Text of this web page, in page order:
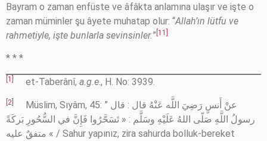
Bayram o zaman enfüste ve âfâkta anlamına ulaşır ve işte o
zaman müminler şu âyete muhatap olur: “Allah’ın lütfu ve
rahmetiyle, işte bunlarla sevinsinler.” [11]
* * *
[1] et-Taberânî, a.g.e., H. No: 3939.
[2]
Müslim, Sıyâm, 45: ” عنْ أَنسٍ رَضِيَ اللَّه عَنْهُ قال : قال
رسولُ اللَّهِ صَلّى اللهُ عَلَيْهِ وسَلَّم : « تَسَحَّرُوا فَإِنَّ في السُّحُورِ بَركَةً
» متفقٌ عليه / Sahur yapınız, zira sahurda bolluk-bereket